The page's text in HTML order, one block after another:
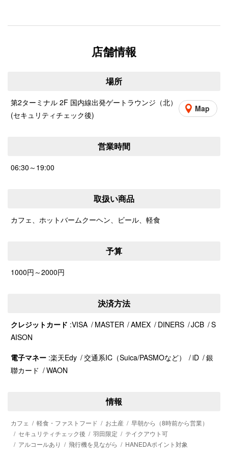
店舗情報
場所
第2ターミナル 2F 国内線出発ゲートラウンジ（北）
(セキュリティチェック後)
Map
営業時間
06:30～19:00
取扱い商品
カフェ、ホットバームクーヘン、ビール、軽食
予算
1000円～2000円
決済方法
クレジットカード VISA MASTER AMEX DINERS JCB
S
AISON
電子マネー 楽天Edy 交通系IC（Suica/PASMOなど） iD
銀
聯カード
WAON
情報
カフェ 軽食・ファストフード お土産
早朝から（8時前から営業）
セキュリティチェック後
羽田限定
テイクアウト可
アルコールあり
飛行機を見ながら HANEDAポイント対象